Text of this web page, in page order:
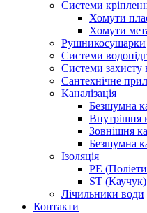
Системи
Хомути
Хомути
Рушникосушарки
Системи
Системи захисту
Сантехнічне
Каналізація
Безшумна
Внутрішня
Зовнішня
Безшумна
Ізоляція
PE
ST (Каучук)
Лічильники води
Контакти